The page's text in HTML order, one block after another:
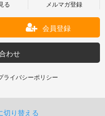
る メルマガ登録
会員登録
わせ
ライバシーポリシー
切り替える